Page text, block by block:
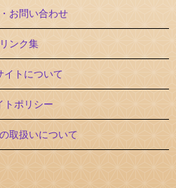
お問い合わせ
リンク集
イトについて
トポリシー
取扱いについて